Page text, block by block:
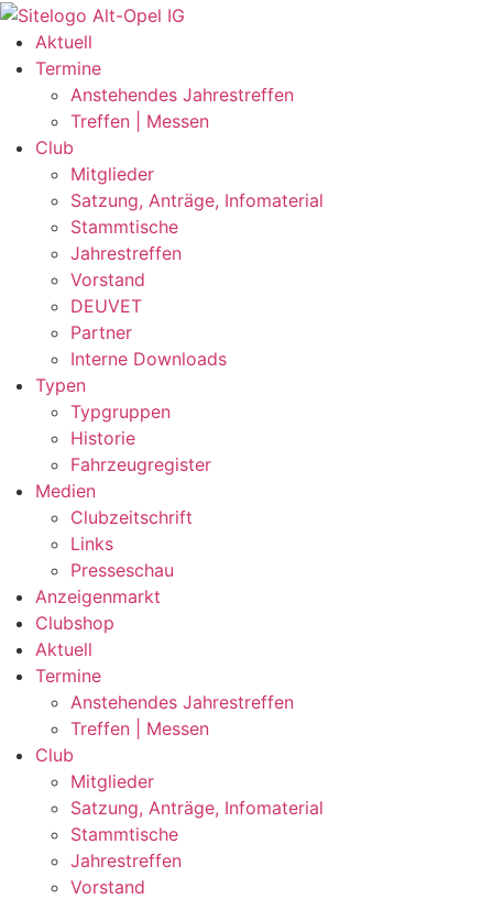
Zum
Inhalt
springen
Aktuell
Termine
Anstehendes Jahrestreffen
Treffen | Messen
Club
Mitglieder
Satzung, Anträge, Infomaterial
Stammtische
Jahrestreffen
Vorstand
DEUVET
Partner
Interne Downloads
Typen
Typgruppen
Historie
Fahrzeugregister
Medien
Clubzeitschrift
Links
Presseschau
Anzeigenmarkt
Clubshop
Aktuell
Termine
Anstehendes Jahrestreffen
Treffen | Messen
Club
Mitglieder
Satzung, Anträge, Infomaterial
Stammtische
Jahrestreffen
Vorstand